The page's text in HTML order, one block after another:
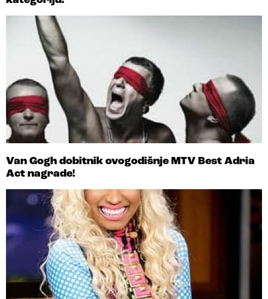
Van Gogh dobitnik ovogodišnje MTV Best Adria
Act nagrade!